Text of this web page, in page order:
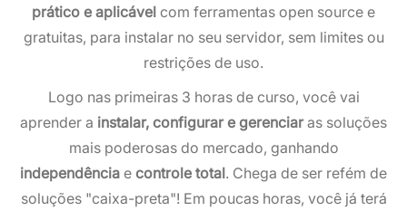
prático e aplicável com ferramentas open source e
gratuitas, para instalar no seu servidor, sem limites ou
restrições de uso.
Logo nas primeiras 3 horas de curso, você vai
aprender a instalar, configurar e gerenciaras soluções
mais poderosas do mercado, ganhando
independência e controle total. Chega de ser refém de
soluções "caixa-preta"! Em poucas horas, você já terá